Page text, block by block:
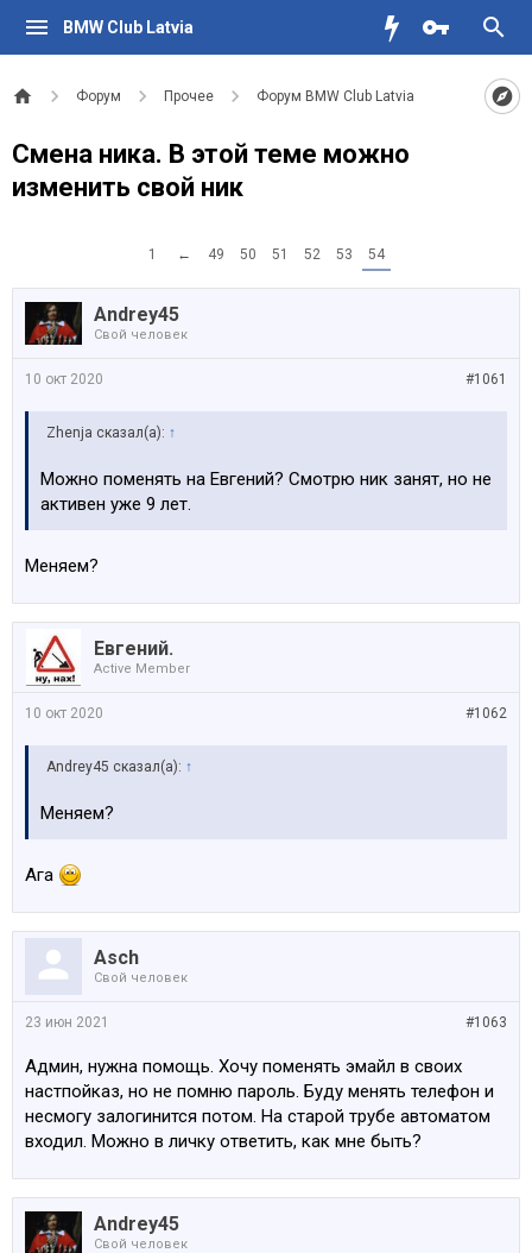
BMW Club Latvia
Форум Прочее Форум BMW Club Latvia
Смена ника. В этой теме можно
изменить свой ник
1 ← 49 50 51 52 53 54
Andrey45
Свой человек
#1061
10 окт 2020
Zhenja сказал(а): ↑
Можно поменять на Евгений? Смотрю ник занят, но не
активен уже 9 лет.
Меняем?
Евгений.
Active Member
#1062
10 окт 2020
Andrey45 сказал(а): ↑
Меняем?
Ага
Asch
Свой человек
#1063
23 июн 2021
Админ, нужна помощь. Хочу поменять эмайл в своих
настпойказ, но не помню пароль. Буду менять телефон и
несмогу залогинится потом. На старой трубе автоматом
входил. Можно в личку ответить, как мне быть?
Andrey45
Свой человек